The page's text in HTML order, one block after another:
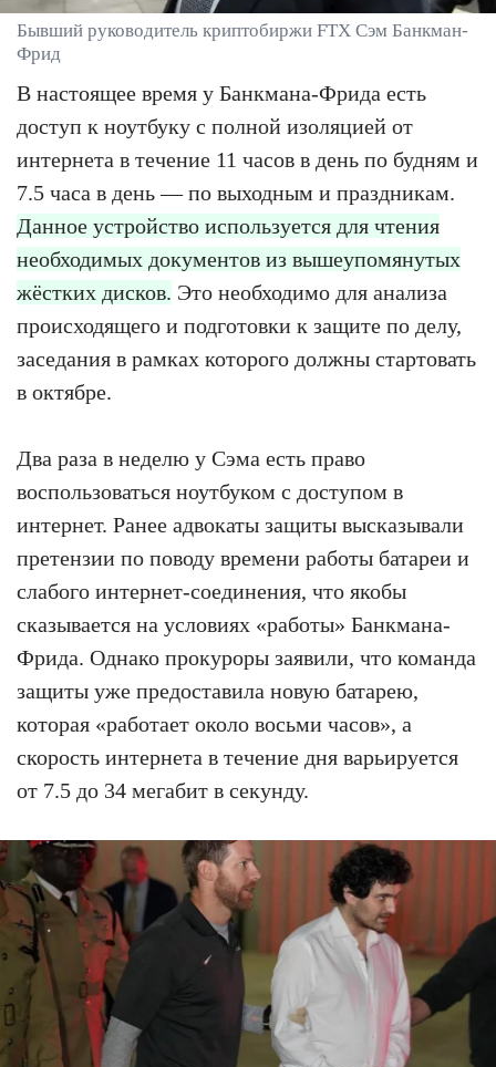
Бывший руководитель криптобиржи FTX Сэм Банкман-
Фрид
В настоящее время у Банкмана-Фрида есть
доступ к ноутбуку с полной изоляцией от
интернета в течение 11 часов в день по будням и
7.5 часа в день — по выходным и праздникам.
Данное устройство используется для чтения
необходимых документов из вышеупомянутых
жёстких дисков. Это необходимо для анализа
происходящего и подготовки к защите по делу,
заседания в рамках которого должны стартовать
в октябре.
Два раза в неделю у Сэма есть право
воспользоваться ноутбуком с доступом в
интернет. Ранее адвокаты защиты высказывали
претензии по поводу времени работы батареи и
слабого интернет-соединения, что якобы
сказывается на условиях «работы» Банкмана-
Фрида. Однако прокуроры заявили, что команда
защиты уже предоставила новую батарею,
которая «работает около восьми часов», а
скорость интернета в течение дня варьируется
от 7.5 до 34 мегабит в секунду.